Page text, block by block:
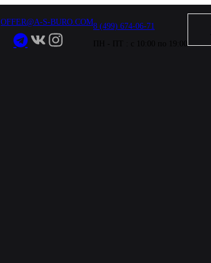
OFFER@A-S-BURO.COM8 (499) 674-06-71
ПН - ПТ : с 10:00 по 19:00